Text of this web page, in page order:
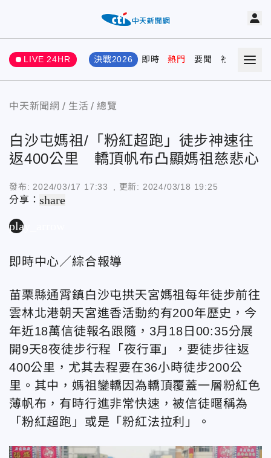
LIVE 24HR 決戰2026 即時 熱門 要聞 社會 娛樂
中天新聞網 生活 總覽
白沙屯媽祖/「粉紅超跑」徒步神速往
返400公里 轎頂帆布凸顯媽祖慈悲心
發布: 2024/03/17 17:33 , 更新: 2024/03/18 19:25
分享：share
play_arrow
即時中心／綜合報導
苗栗縣通霄鎮白沙屯拱天宮媽祖每年徒步前往
雲林北港朝天宮進香活動約有200年歷史，今
年近18萬信徒報名跟隨，3月18日00:35分展
開9天8夜徒步行程「夜行軍」，要徒步往返
400公里，尤其去程要在36小時徒步200公
里。其中，媽祖鑾轎因為轎頂覆蓋一層粉紅色
薄帆布，有時行進非常快速，被信徒暱稱為
「粉紅超跑」或是「粉紅法拉利」。